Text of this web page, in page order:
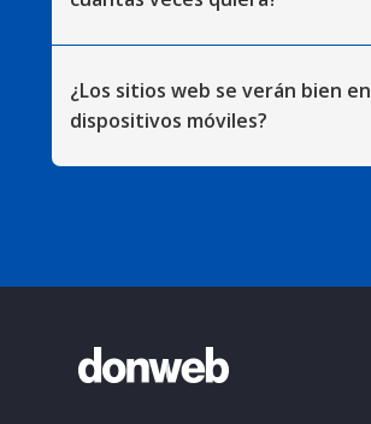
¿Los sitios web se verán bien en
dispositivos móviles?